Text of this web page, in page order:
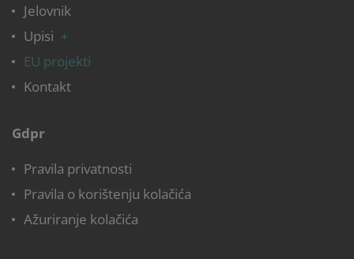
Jelovnik
Upisi
EU projekti
Kontakt
Gdpr
Pravila privatnosti
Pravila o korištenju kolačića
Ažuriranje kolačića